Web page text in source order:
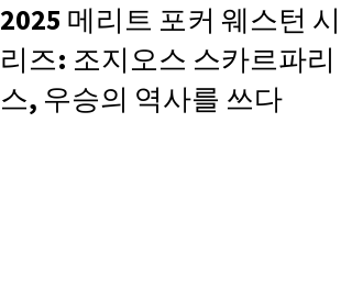
2025 메리트 포커 웨스턴 시
리즈: 조지오스 스카르파리
스, 우승의 역사를 쓰다